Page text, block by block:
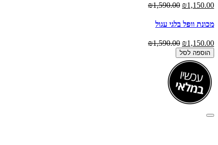
₪1,150.00
₪1,590.00
מכונת וופל בלגי עגול
₪1,150.00
₪1,590.00
הוספה לסל